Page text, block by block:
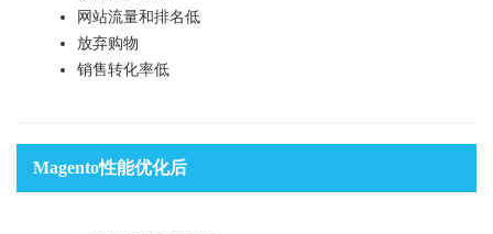
网站流量和排名低
放弃购物
销售转化率低
Magento性能优化后